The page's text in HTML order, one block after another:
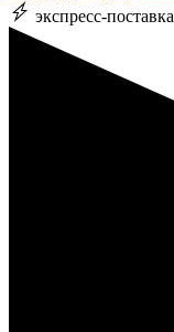
экспресс-поставка